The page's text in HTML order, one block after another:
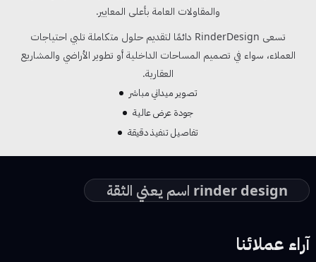
والمقاولات العامة بأعلى المعايير.
تسعى RinderDesign دائمًا لتقديم حلول متكاملة تلبي احتياجات
العملاء، سواء في تصميم المساحات الداخلية أو تطوير الأراضي والمشاريع
العقارية.
تصوير ميداني مباشر
جودة عرض عالية
تفاصيل تنفيذ دقيقة
rinder design اسم يعني الثقة
آراء عملائنا